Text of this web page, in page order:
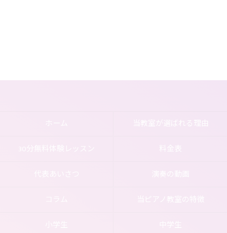
当教室が選ばれる理由